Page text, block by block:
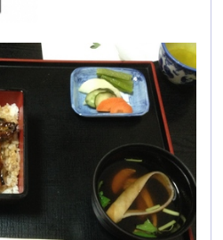
2014年05月26日 20:23
ぎ屋にて
の中でも新しく出来たうな
た。